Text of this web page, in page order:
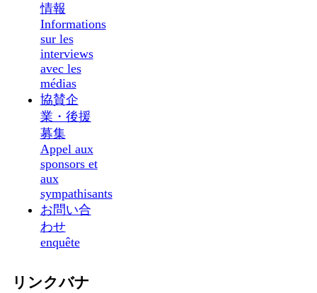
情報
Informations
sur les
interviews
avec les
médias
協賛企
業・後援
募集
Appel aux
sponsors et
aux
sympathisants
お問い合
わせ
enquête
リンクバナ